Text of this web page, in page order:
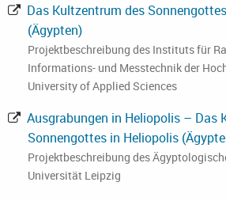
Das Kultzentrum des
(Ägypten)
Projektbeschreibung des Instituts für
Informations- und Messtechnik der
University of Applied Sciences
Ausgrabungen in Heliopolis – Das
Sonnengottes in Heliopolis
Projektbeschreibung des
Universität Leipzig